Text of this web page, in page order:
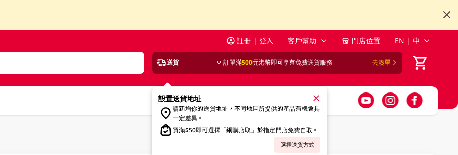
註冊 | 登入 客戶幫助 門店位置 EN | 中
送貨 訂單滿500元港幣即可享有免費送貨服務 去湊單
設置送貨地址
請新增你的送貨地址，不同地區所提供的產品有機會具
一定差異。
買滿$50即可選擇「網購店取」於指定門店免費自取。
選擇送貨方式